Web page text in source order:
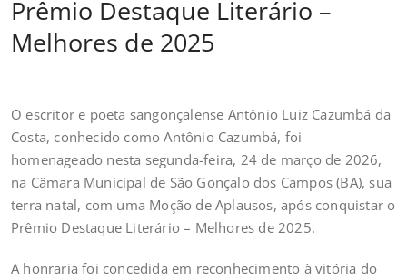
Prêmio Destaque Literário –
Melhores de 2025
O escritor e poeta sangonçalense Antônio Luiz Cazumbá da
Costa, conhecido como Antônio Cazumbá, foi
homenageado nesta segunda-feira, 24 de março de 2026,
na Câmara Municipal de São Gonçalo dos Campos (BA), sua
terra natal, com uma Moção de Aplausos, após conquistar o
Prêmio Destaque Literário – Melhores de 2025.
A honraria foi concedida em reconhecimento à vitória do